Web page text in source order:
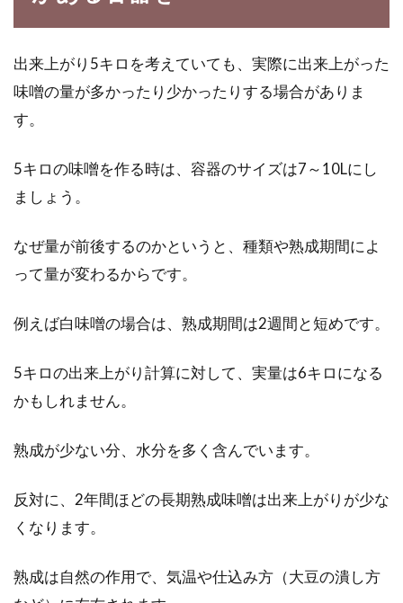
出来上がり5キロを考えていても、実際に出来上がった
味噌の量が多かったり少かったりする場合がありま
す。
5キロの味噌を作る時は、容器のサイズは7～10Lにし
ましょう。
なぜ量が前後するのかというと、種類や熟成期間によ
って量が変わるからです。
例えば白味噌の場合は、熟成期間は2週間と短めです。
5キロの出来上がり計算に対して、実量は6キロになる
かもしれません。
熟成が少ない分、水分を多く含んでいます。
反対に、2年間ほどの長期熟成味噌は出来上がりが少な
くなります。
熟成は自然の作用で、気温や仕込み方（大豆の潰し方